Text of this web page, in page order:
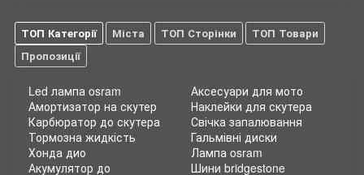
ТОП Категорії Міста ТОП Сторінки
ТОП Товари
Пропозиції
Led лампа osram
Амортизатор на скутер
Карбюратор до скутера
Тормозна жидкість
Хонда дио
Акумулятор до
Аксесуари для мото
Наклейки для скутера
Свічка запалювання
Гальмівні диски
Лампа osram
Шини bridgestone